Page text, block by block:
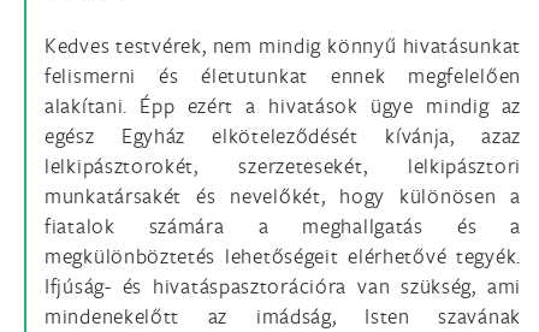
Kedves testvérek, nem mindig könnyű hivatásunkat
felismerni és életutunkat ennek megfelelően
alakítani. Épp ezért a hivatások ügye mindig az
egész Egyház elköteleződését kívánja, azaz
lelkipásztorokét, szerzetesekét, lelkipásztori
munkatársakét és nevelőkét, hogy különösen a
fiatalok számára a meghallgatás és a
megkülönböztetés lehetőségeit elérhetővé tegyék.
Ifjúság- és hivatáspasztorációra van szükség, ami
mindenekelőtt az imádság, Isten szavának